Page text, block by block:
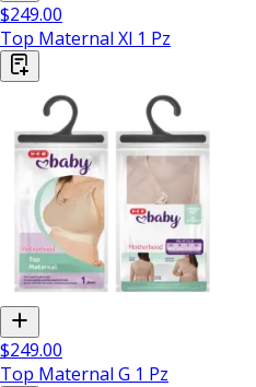
$249.00
Top Maternal Xl 1 Pz
$249.00
Top Maternal G 1 Pz